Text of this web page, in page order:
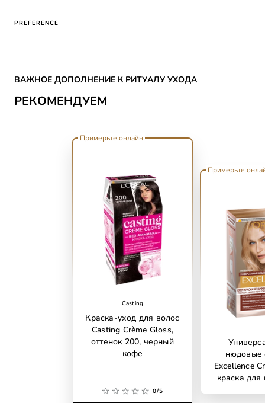
PREFERENCE
РЕКОМЕНДУЕМ
ВАЖНОЕ ДОПОЛНЕНИЕ К РИТУАЛУ УХОДА
Примерьте онлайн
Casting
Краска-уход для волос
Casting Crème Gloss,
оттенок 200, черный
кофе
0/5
Примерьте
нюдовые
Excellence
краска для